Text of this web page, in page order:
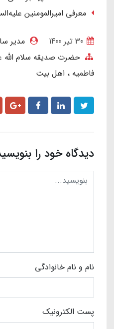
معرفی امیرالمومنین
مدیر
حضرت صدیقه سلام الله
فاطمیه
اهل بیت
دیدگاه خود را
نام و نام خانوادگی
پست الکترونیک